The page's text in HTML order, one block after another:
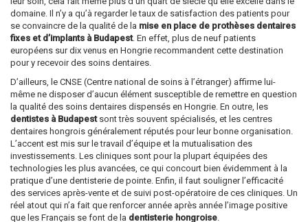
domaine. Il n’y a qu’à regarder le taux de satisfaction des patients pour
se convaincre de la qualité de la mise en place de prothèses dentaires
fixes et d’implants à Budapest. En effet, plus de neuf patients
européens sur dix venus en Hongrie recommandent cette destination
pour y recevoir des soins dentaires.
D’ailleurs, le CNSE (Centre national de soins à l’étranger) affirme lui-
même ne disposer d’aucun élément susceptible de remettre en question
la qualité des soins dentaires dispensés en Hongrie. En outre, les
dentistes à Budapestsont très souvent spécialisés, et les centres
dentaires hongrois généralement réputés pour leur bonne organisation.
L’accent est mis sur le travail d’équipe et la mutualisation des
investissements. Les cliniques sont pour la plupart équipées des
technologies les plus avancées, ce qui concourt bien évidemment à la
pratique d’une dentisterie de pointe. Enfin, il faut souligner l’efficacité
des services après-vente et de suivi post-opératoire de ces cliniques. Un
réel atout qui n’a fait que renforcer année après année l’image positive
que les Français se font de la dentisterie hongroise.